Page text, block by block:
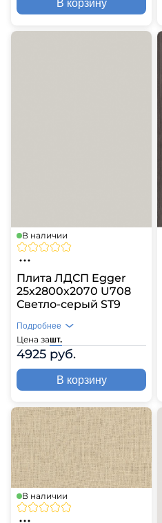
В корзину
В наличии
Плита ЛДСП Egger
25х2800х2070 U708
Светло-серый ST9
Цена зашт.
4925 руб.
Подробнее
В корзину
В наличии